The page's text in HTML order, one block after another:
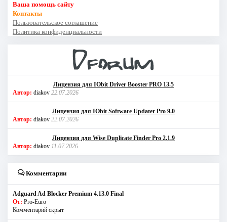
Ваша помощь сайту
Контакты
Пользовательское соглашение
Политика конфиденциальности
Лицензия для IObit Driver Booster PRO 13.5
Автор: diakov 22.07.2026
Лицензия для IObit Software Updater Pro 9.0
Автор: diakov 22.07.2026
Лицензия для Wise Duplicate Finder Pro 2.1.9
Автор: diakov 11.07.2026
Комментарии
Adguard Ad Blocker Premium 4.13.0 Final
От: Pro-Euro
Комментарий скрыт